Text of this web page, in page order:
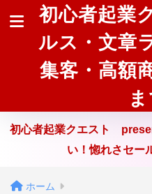
初心者起業
ルス・文章
集客・高額
初心者起業クエスト
い！惚れさセー
ホーム